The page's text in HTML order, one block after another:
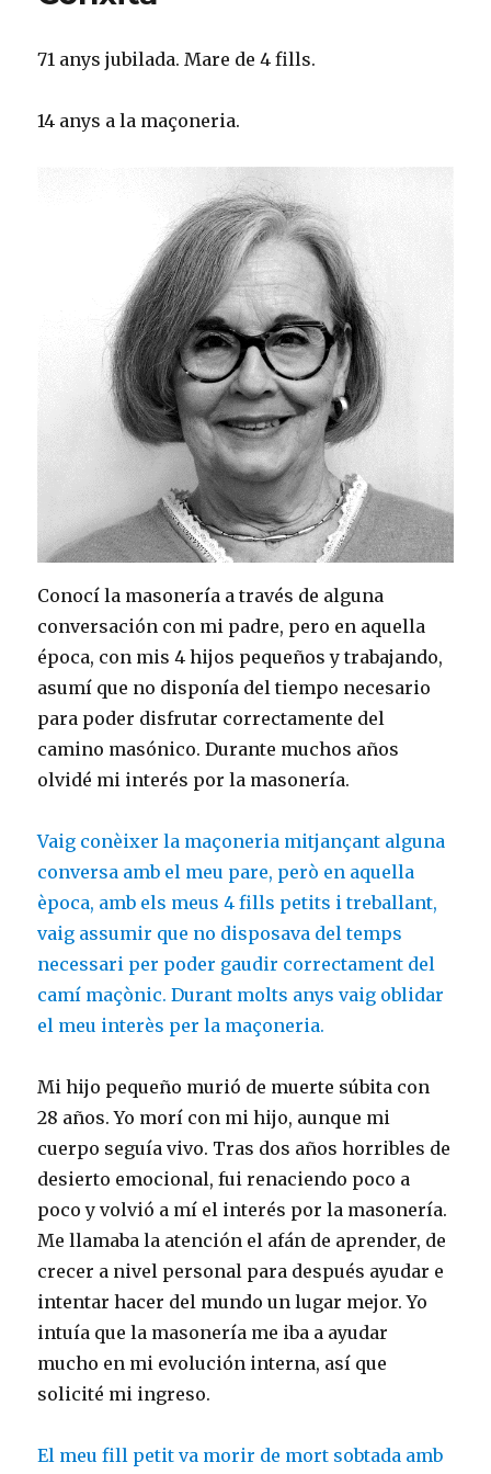
71 anys jubilada. Mare de 4 fills.
14 anys a la maçoneria.
Conocí la masonería a través de alguna
conversación con mi padre, pero en aquella
época, con mis 4 hijos pequeños y trabajando,
asumí que no disponía del tiempo necesario
para poder disfrutar correctamente del
camino masónico. Durante muchos años
olvidé mi interés por la masonería.
Vaig conèixer la maçoneria mitjançant alguna
conversa amb el meu pare, però en aquella
època, amb els meus 4 fills petits i treballant,
vaig assumir que no disposava del temps
necessari per poder gaudir correctament del
camí maçònic. Durant molts anys vaig oblidar
el meu interès per la maçoneria.
Mi hijo pequeño murió de muerte súbita con
28 años. Yo morí con mi hijo, aunque mi
cuerpo seguía vivo. Tras dos años horribles de
desierto emocional, fui renaciendo poco a
poco y volvió a mí el interés por la masonería.
Me llamaba la atención el afán de aprender, de
crecer a nivel personal para después ayudar e
intentar hacer del mundo un lugar mejor. Yo
intuía que la masonería me iba a ayudar
mucho en mi evolución interna, así que
solicité mi ingreso.
El meu fill petit va morir de mort sobtada amb